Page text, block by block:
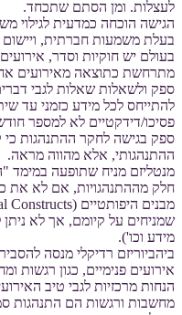
לעצלות. ומן הסתם שתכחד.
הגישה הוכחה כמדעית לגילוי
בעלת משמעות חברתית, ויישום
בעולם יש חוקיות וסדר,
מתרחשת כתוצאה מאירועים
ספק ולשאלות שאלות לגבי
להתייחס לכל מידע כזמני עד
פסיכו/דידקטיים לא למספר
ספק בגישה לחקר ההתנהגות כי
ההתנהגותי, אלא מהווה מראה.
מנטליזם מניח שתופעה במימד
חלק מההתנהגויות, אם לא את
שמניחים על קיומם, אך לא ניתן
מידע וכו').
ביהביוריזם רדיקלי מנסה
אירועים פנימיים, כגון רגשות
הנחות מרכזיות לגבי טיב
מחשבות ורגשות הם התנהגות